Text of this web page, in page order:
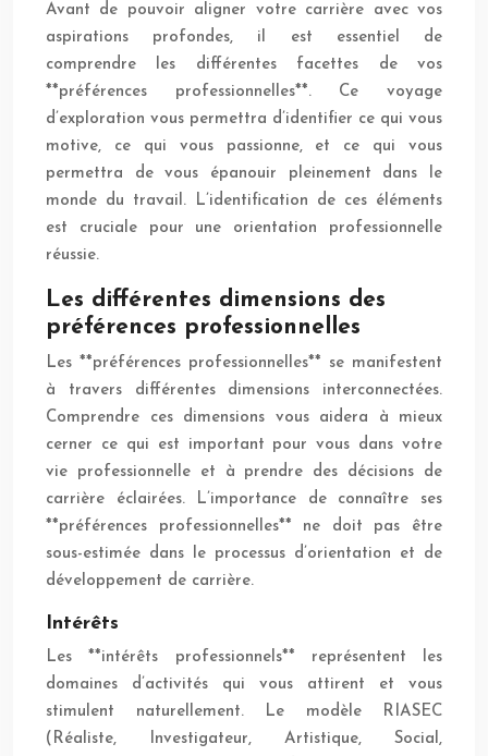
Avant de pouvoir aligner votre carrière avec vos
aspirations profondes, il est essentiel de
comprendre les différentes facettes de vos
**préférences professionnelles**. Ce voyage
d’exploration vous permettra d’identifier ce qui vous
motive, ce qui vous passionne, et ce qui vous
permettra de vous épanouir pleinement dans le
monde du travail. L’identification de ces éléments
est cruciale pour une orientation professionnelle
réussie.
Les différentes dimensions des
préférences professionnelles
Les **préférences professionnelles** se manifestent
à travers différentes dimensions interconnectées.
Comprendre ces dimensions vous aidera à mieux
cerner ce qui est important pour vous dans votre
vie professionnelle et à prendre des décisions de
carrière éclairées. L’importance de connaître ses
**préférences professionnelles** ne doit pas être
sous-estimée dans le processus d’orientation et de
développement de carrière.
Intérêts
Les **intérêts professionnels** représentent les
domaines d’activités qui vous attirent et vous
stimulent naturellement. Le modèle RIASEC
(Réaliste, Investigateur, Artistique, Social,